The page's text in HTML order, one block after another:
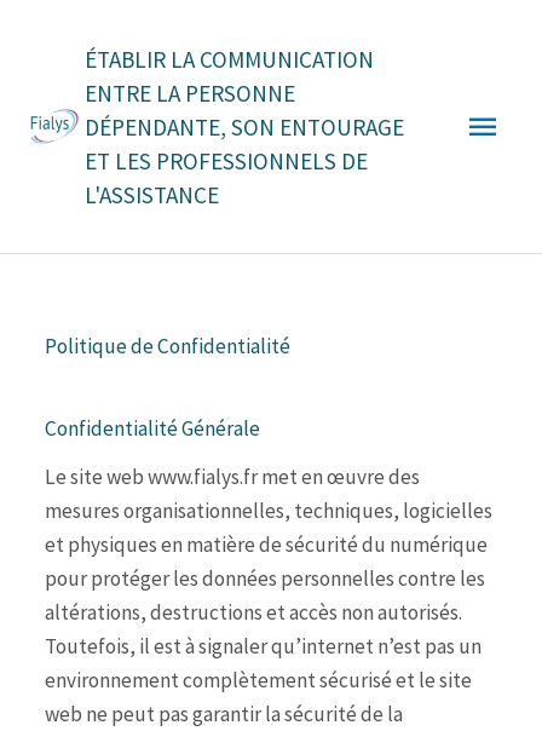
ÉTABLIR LA COMMUNICATION
ENTRE LA PERSONNE
DÉPENDANTE, SON ENTOURAGE
ET LES PROFESSIONNELS DE
L'ASSISTANCE
Politique de Confidentialité
Confidentialité Générale
Le site web www.fialys.fr met en œuvre des
mesures organisationnelles, techniques, logicielles
et physiques en matière de sécurité du numérique
pour protéger les données personnelles contre les
altérations, destructions et accès non autorisés.
Toutefois, il est à signaler qu’internet n’est pas un
environnement complètement sécurisé et le site
web ne peut pas garantir la sécurité de la